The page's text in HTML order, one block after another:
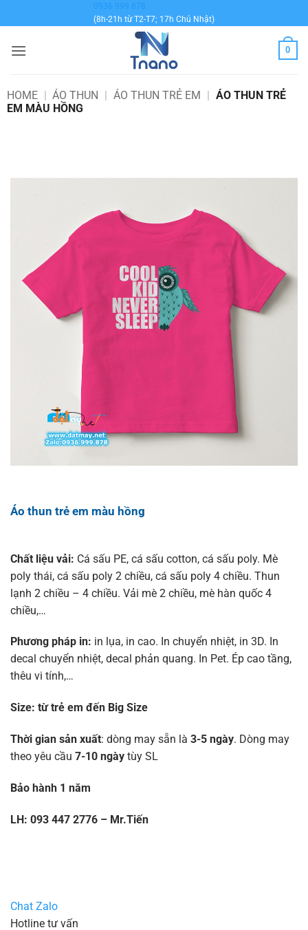
qua
dung
0936 999 878
(8h-21h từ T2-T7; 17h Chủ Nhật)
0
HOME | ÁO THUN | ÁO THUN TRẺ EM | ÁO THUN TRẺ
EM MÀU HỒNG
Áo thun trẻ em màu hồng
Chất liệu vải: Cá sấu PE, cá sấu cotton, cá sấu poly. Mè
poly thái, cá sấu poly 2 chiều, cá sấu poly 4 chiều. Thun
lạnh 2 chiều – 4 chiều. Vải mè 2 chiều, mè hàn quốc 4
chiều,…
Phương pháp in: in lụa, in cao. In chuyển nhiệt, in 3D. In
decal chuyển nhiệt, decal phản quang. In Pet. Ép cao tầng,
thêu vi tính,…
Size: từ trẻ em đến Big Size
Thời gian sản xuất: dòng may sẵn là 3-5 ngày. Dòng may
theo yêu cầu 7-10 ngàytùy SL
Bảo hành 1 năm
LH: 093 447 2776 – Mr.Tiến
Chat Zalo
Hotline tư vấn